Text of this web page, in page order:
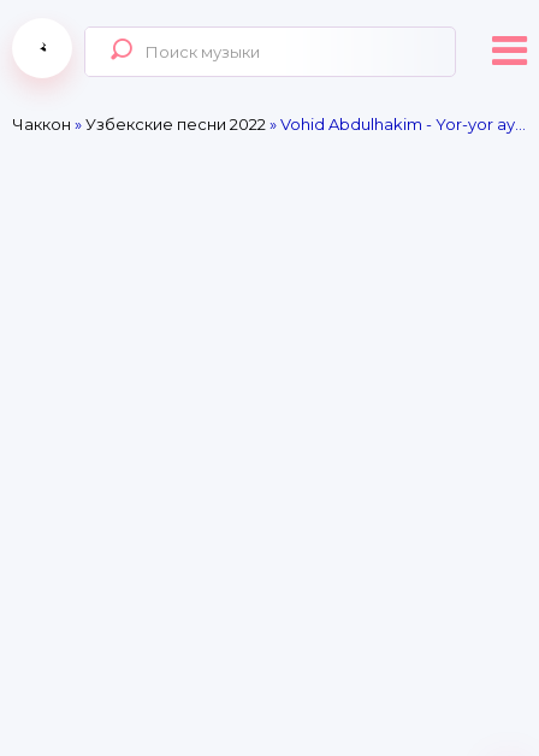
Чаккон »Узбекские песни 2022 » Vohid Abdulhakim - Yor-yor aytmang